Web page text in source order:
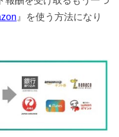
』を使う方法になり